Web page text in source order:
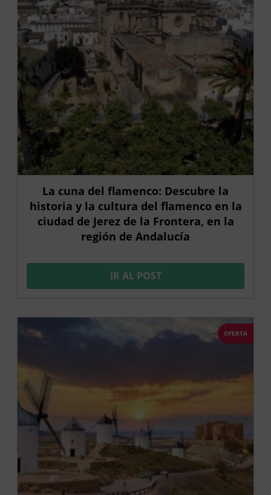
La cuna del flamenco: Descubre la
historia y la cultura del flamenco en la
ciudad de Jerez de la Frontera, en la
región de Andalucía
IR AL POST
OFERTA